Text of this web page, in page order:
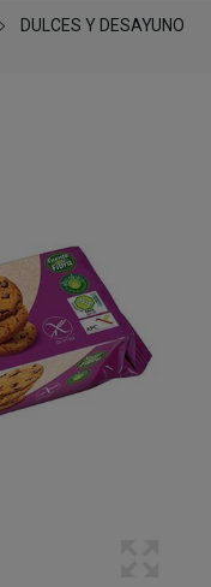
DULCES Y DESAYUNO